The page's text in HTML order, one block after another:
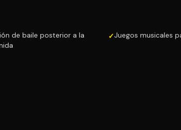
de baile posterior a la
Juegos musicales